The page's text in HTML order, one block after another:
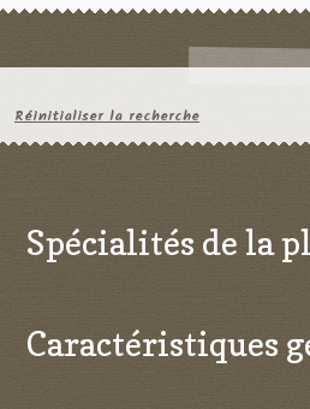
Réinitialiser la recherche
Spécialités de la
Caractéristiques